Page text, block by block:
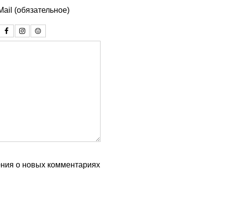
(обязательное)
о новых комментариях